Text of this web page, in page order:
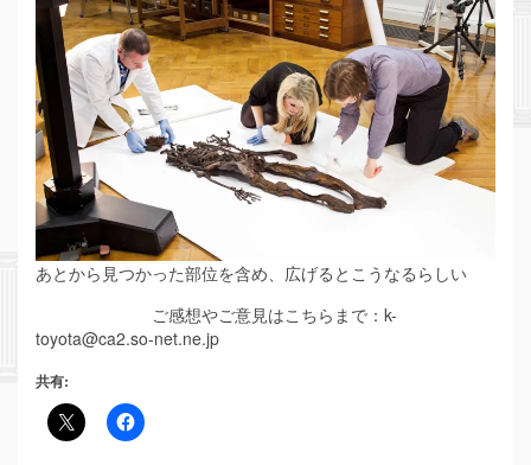
あとから見つかった部位を含め、広げるとこうなるらしい
ご感想やご意見はこちらまで：k-
toyota@ca2.so-net.ne.jp
共有: